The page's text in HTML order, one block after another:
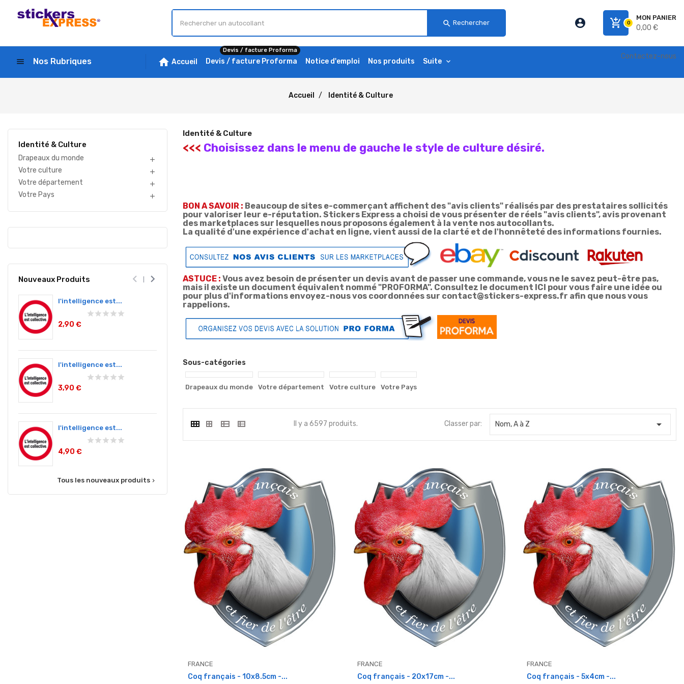
search Rechercher add_shopping_cart 0
MON PANIER
0,00 €
account_circle
Nos Rubriques
menu
Contactez-nous
home Accueil Devis / facture Proforma
Devis / facture Proforma
Notice d'emploi Nos produits Suite
Accueil Identité & Culture
Identité & Culture
Drapeaux du monde 
Votre culture 
Votre département 
Votre Pays 
Nouveaux Produits
l'intelligence est...
2,90 €
l'intelligence est...
3,90 €
l'intelligence est...
4,90 €
l'intelligence est...
9,00 €
vidéo surveillance...
2,90 €
vidéo surveillance...
vidéo surveillance...
4,90 €
9,00 €
Accès réservé au service...
Accès réservé au service...
3,90 €
Accès réservé au service...
Accès réservé au
Accès réservé au
 
Tous les nouveaux produits
Identité & Culture
<<< Choisissez dans le menu de gauche le style de culture désiré.
BON A SAVOIR : Beaucoup de sites e-commerçant affichent des "avis clients" réalisés par des prestataires sollicités
pour valoriser leur e-réputation. Stickers Express a choisi de vous présenter de réels "avis clients", avis provenant
des marketplaces sur lesquelles nous proposons également à la vente nos autocollants.
La qualité d'une expérience d'achat en ligne, vient aussi de la clarté et de l'honnêteté des informations fournies.
ASTUCE : Vous avez besoin de présenter un devis avant de passer une commande, vous ne le savez peut-être pas,
mais il existe un document équivalent nommé "PROFORMA". Consultez le document ICI pour vous faire une idée ou
pour plus d'informations envoyez-nous vos coordonnées sur contact@stickers-express.fr afin que nous vous
rappelions.
Sous-catégories
Drapeaux du monde Votre département Votre culture Votre Pays
Il y a 6597 produits. Classer par: Nom, A à Z 
FRANCE
Coq français - 10x8.5cm -...
FRANCE
Coq français - 20x17cm -...
FRANCE
Coq français - 5x4cm -...